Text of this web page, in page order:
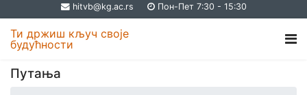
hitvb@kg.ac.rs
Пон-Пет 7:30 - 15:30
Ти држиш кључ своје
будућности
Путања